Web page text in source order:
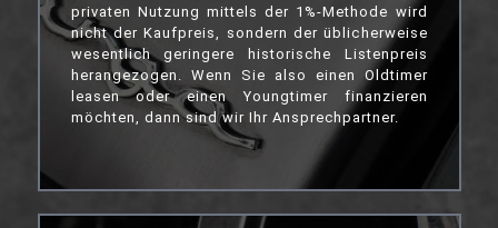
privaten Nutzung mittels der 1%-Methode wird
nicht der Kaufpreis, sondern der üblicherweise
wesentlich geringere historische Listenpreis
herangezogen. Wenn Sie also einen Oldtimer
leasen oder einen Youngtimer finanzieren
möchten, dann sind wir Ihr Ansprechpartner.